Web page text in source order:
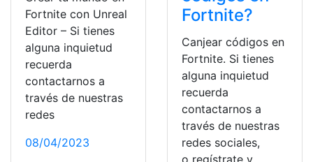
Fortnite con Unreal
Editor – Si tienes
alguna inquietud
recuerda
contactarnos a
través de nuestras
redes
08/04/2023
Fortnite?
Canjear códigos en
Fortnite. Si tienes
alguna inquietud
recuerda
contactarnos a
través de nuestras
redes sociales,